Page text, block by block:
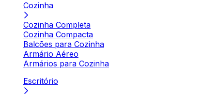
Cozinha
Cozinha Completa
Cozinha Compacta
Balcões para Cozinha
Armário Aéreo
Armários para Cozinha
Escritório